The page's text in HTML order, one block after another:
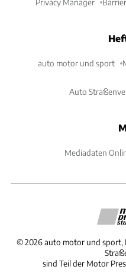
auto motor und sport
Auto
Mediadaten
©2026 auto motor und sport,
sind Teil der Motor